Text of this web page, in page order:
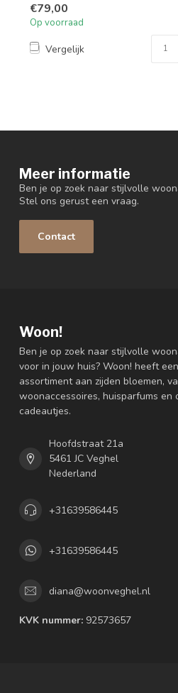
€79,00
Op voorraad
Vergelijk
Meer informatie
Ben je op zoek naar stijlvolle
Stel ons gerust een vraag.
Contact
Woon!
Ben je op zoek naar stijlvolle
voor in jouw huis? Woon! heeft
assortiment aan zijden bloemen,
woonaccessoires, huisparfums en
cadeautjes.
Hoofdstraat 21a
5461 JC Veghel
Nederland
+31639586445
+31639586445
diana@woonveghel.nl
KVK nummer: 92573657